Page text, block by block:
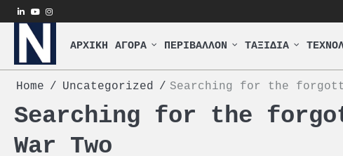
Skip
to
content
linkedin
youtube
instagram
ΑΡΧΙΚΗ ΑΓΟΡΑ ΠΕΡΙΒΑΛΛΟΝ ΤΑΞΙΔΙΑ
Home Uncategorized Searching for the
Searching for the
War Two